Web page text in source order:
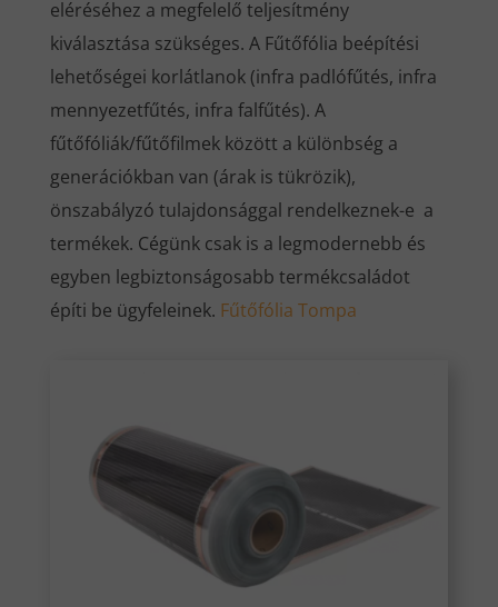
eléréséhez a megfelelő teljesítmény
kiválasztása szükséges. A Fűtőfólia beépítési
lehetőségei korlátlanok (infra padlófűtés, infra
mennyezetfűtés, infra falfűtés). A
fűtőfóliák/fűtőfilmek között a különbség a
generációkban van (árak is tükrözik),
önszabályzó tulajdonsággal rendelkeznek-e a
termékek. Cégünk csak is a legmodernebb és
egyben legbiztonságosabb termékcsaládot
építi be ügyfeleinek. Fűtőfólia Tompa